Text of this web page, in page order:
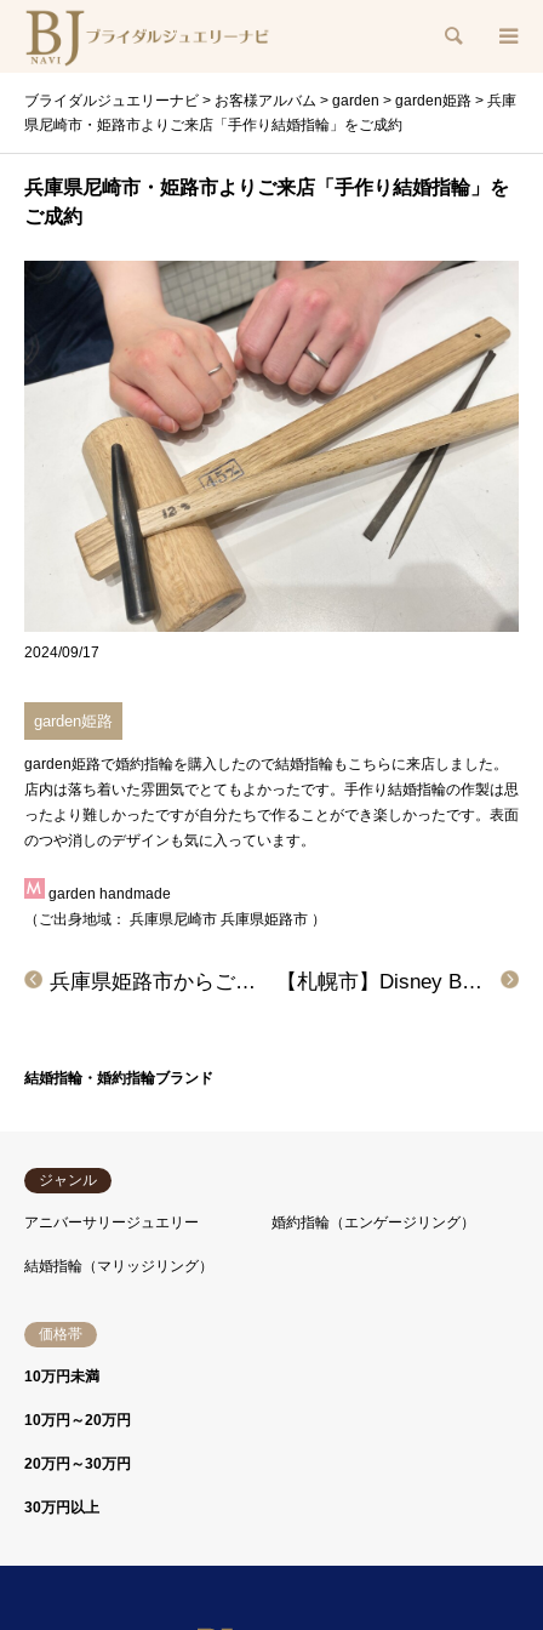
検索
ブライダルジュエリーナビ > お客様アルバム > garden > garden姫路 > 兵庫
県尼崎市・姫路市よりご来店「手作り結婚指輪」をご成約
兵庫県尼崎市・姫路市よりご来店「手作り結婚指輪」を
ご成約
2024/09/17
garden姫路
garden姫路で婚約指輪を購入したので結婚指輪もこちらに来店しました。
店内は落ち着いた雰囲気でとてもよかったです。手作り結婚指輪の作製は思
ったより難しかったですが自分たちで作ることができ楽しかったです。表面
のつや消しのデザインも気に入っています。
garden handmade
（ご出身地域： 兵庫県尼崎市 兵庫県姫路市 ）
【札幌市】Disney Beauty AND THE BEAST(美女と野獣)の結婚指輪をご成約頂きました。
兵庫県姫路市からご来店「インセンブレ」の結婚指輪をご成約
結婚指輪・婚約指輪ブランド
ジャンル
アニバーサリージュエリー 婚約指輪（エンゲージリング）
結婚指輪（マリッジリング）
価格帯
10万円未満
10万円～20万円
20万円～30万円
30万円以上